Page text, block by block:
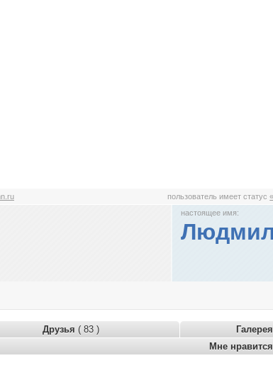
пользователь имеет статус
настоящее имя:
Друзья ( 83 ) Галерея
Мне нравится